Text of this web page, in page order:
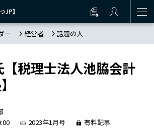
ー 経営者 話題の人
【税理士法人池脇会計
2023年1月号 有料記事